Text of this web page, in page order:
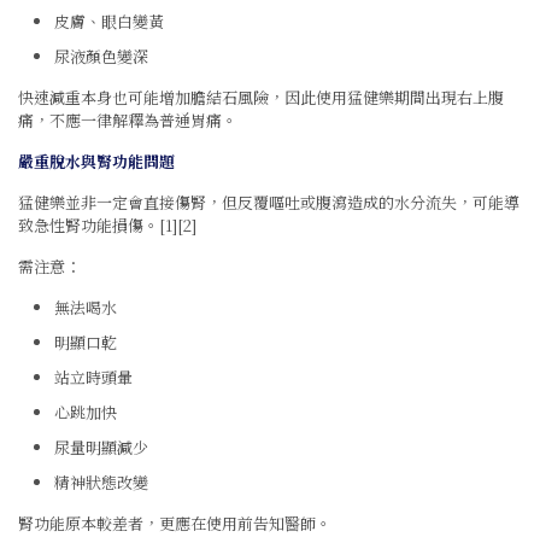
皮膚、眼白變黃
尿液顏色變深
快速減重本身也可能增加膽結石風險，因此使用猛健樂期間出現右上腹
痛，不應一律解釋為普通胃痛。
嚴重脫水與腎功能問題
猛健樂並非一定會直接傷腎，但反覆嘔吐或腹瀉造成的水分流失，可能導
致急性腎功能損傷。[1][2]
需注意：
無法喝水
明顯口乾
站立時頭暈
心跳加快
尿量明顯減少
精神狀態改變
腎功能原本較差者，更應在使用前告知醫師。